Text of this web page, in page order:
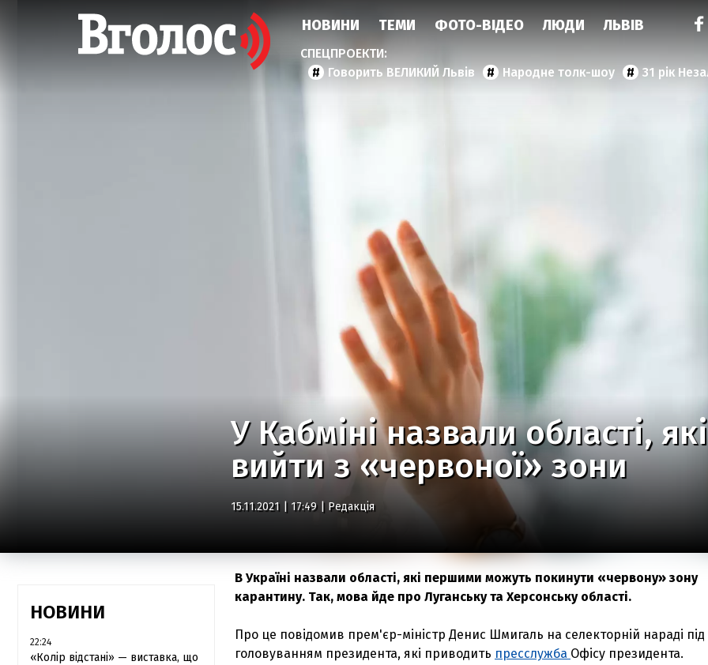
НОВИНИ ТЕМИ ФОТО-ВІДЕО ЛЮДИ ЛЬВІВ
Говорить ВЕЛИКИЙ Львів Народне толк-шоу 31 рік
У Кабміні назвали області,
вийти з «червоної» зони
15.11.2021 | 17:49 | Редакція
НОВИНИ
22:24
«Колір відстані» — виставка, що
В Україні назвали області, які першими можуть покинути «червону» зону
карантину. Так, мова йде про Луганську та Херсонську області.
Про це повідомив прем'єр-міністр Денис Шмигаль на селекторній нараді під
головуванням президента, які приводить пресслужба Офісу президента.